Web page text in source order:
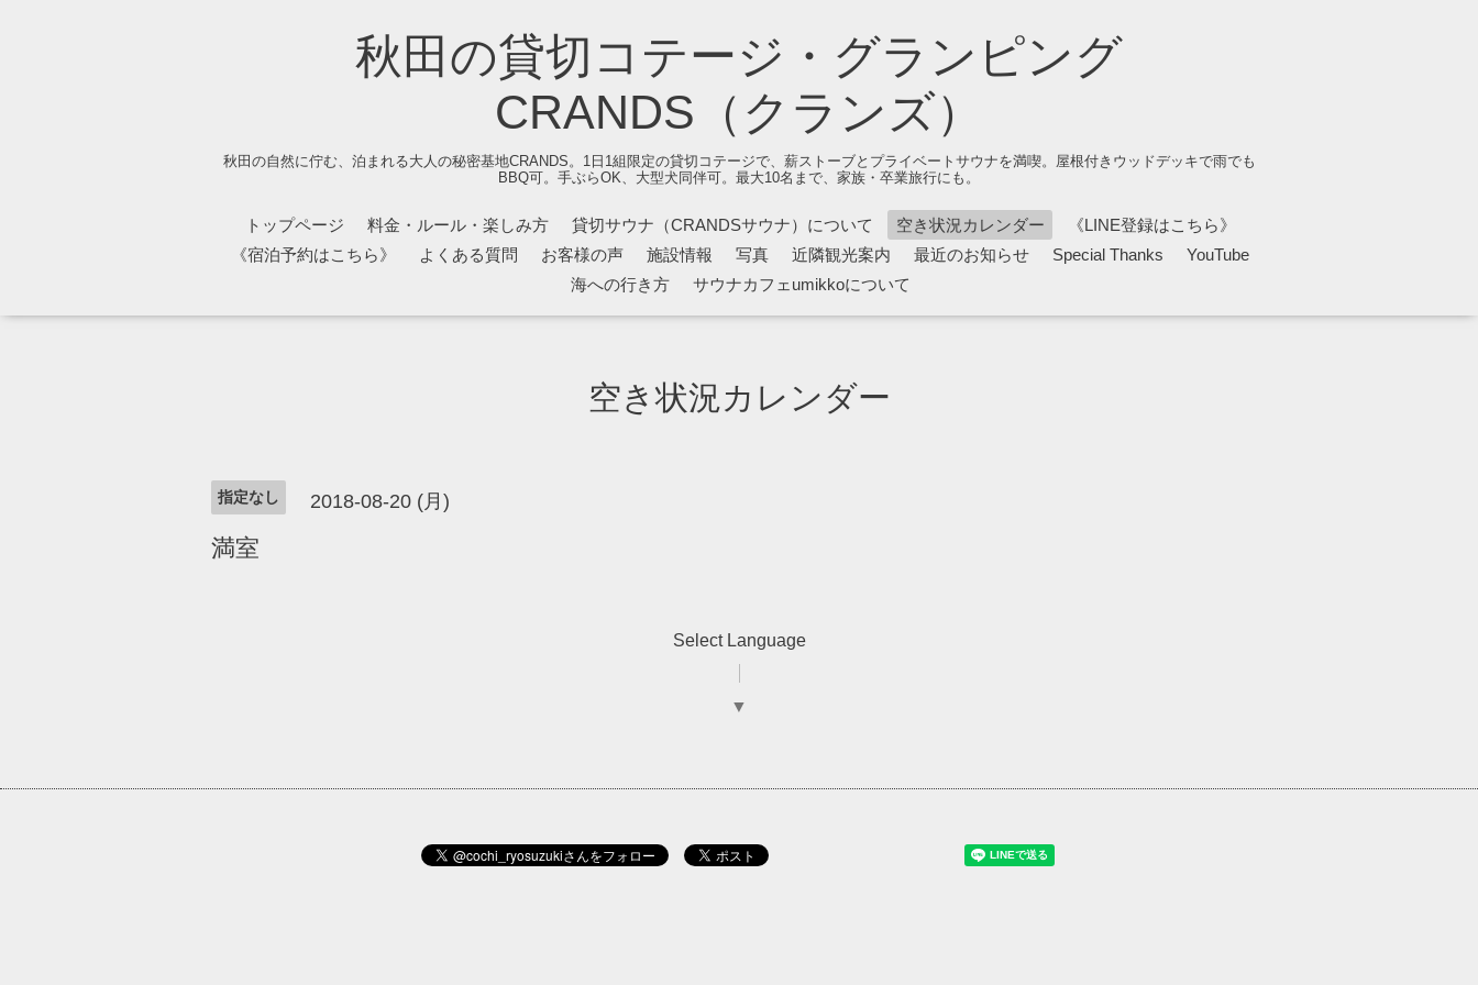
秋田の貸切コテージ・グランピング
CRANDS（クランズ）
秋田の自然に佇む、泊まれる大人の秘密基地CRANDS。1日1組限定の貸切コテージで、薪ストーブとプライベートサウナを満喫。屋根付きウッドデッキで雨でも
BBQ可。手ぶらOK、大型犬同伴可。最大10名まで、家族・卒業旅行にも。
トップページ 料金・ルール・楽しみ方 貸切サウナ（CRANDSサウナ）について 空き状況カレンダー
《LINE登録はこちら》
《宿泊予約はこちら》
よくある質問 お客様の声 施設情報 写真 近隣観光案内 最近のお知らせ Special Thanks
YouTube
海への行き方
サウナカフェumikkoについて
空き状況カレンダー
指定なし 2018-08-20 (月)
満室
Select Language
▼